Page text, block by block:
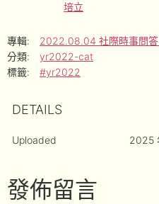
培立
專輯:
2022.08.04 社際時事問
分類:
yr2022-cat
標籤:
#yr2022
DETAILS
Uploaded 2025
發佈留言